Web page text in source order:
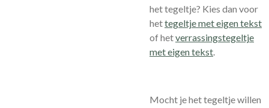
het tegeltje? Kies dan voor
hettegeltje met eigen tekst
of hetverrassingstegeltje
met eigen tekst.
Mocht je het tegeltje willen